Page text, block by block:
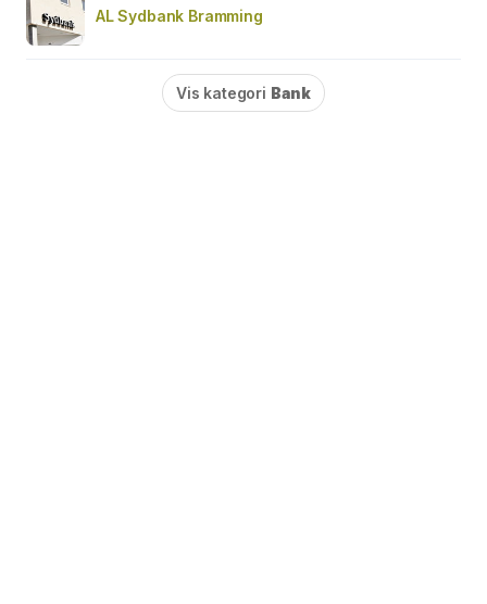
AL Sydbank Bramming
Vis kategori Bank